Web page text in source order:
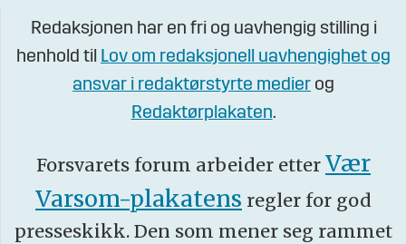
Redaksjonen har en fri og uavhengig stilling i
henhold til Lov om redaksjonell uavhengighet og
ansvar i redaktørstyrte medier og
Redaktørplakaten.
Forsvarets forum arbeider etter Vær
Varsom-plakatens regler for god
presseskikk. Den som mener seg rammet